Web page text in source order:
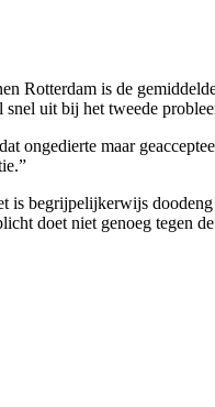
Rotterdam is de
uit bij het tweede
ongedierte maar
begrijpelijkerwijs
doet niet genoeg tegen